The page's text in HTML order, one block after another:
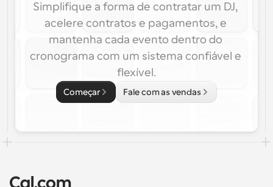
Simplifique a forma de contratar um DJ,
acelere contratos e pagamentos, e
mantenha cada evento dentro do
cronograma com um sistema confiável e
flexível.
Começar Fale com as vendas